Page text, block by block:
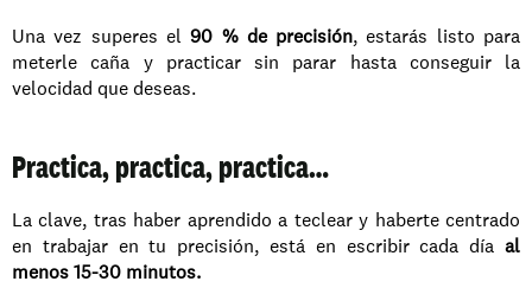
Una vez superes el 90 % de precisión, estarás listo para
meterle caña y practicar sin parar hasta conseguir la
velocidad que deseas.
Practica, practica, practica…
La clave, tras haber aprendido a teclear y haberte centrado
en trabajar en tu precisión, está en escribir cada día al
menos 15-30 minutos.